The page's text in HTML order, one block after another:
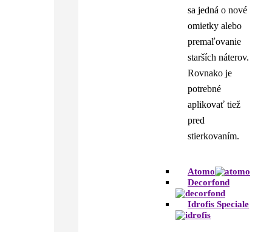
sa jedná o nové
omietky alebo
premaľovanie
starších náterov.
Rovnako je
potrebné
aplikovať tiež
pred
stierkovaním.
Atomo
Decorfond
Idrofis Speciale